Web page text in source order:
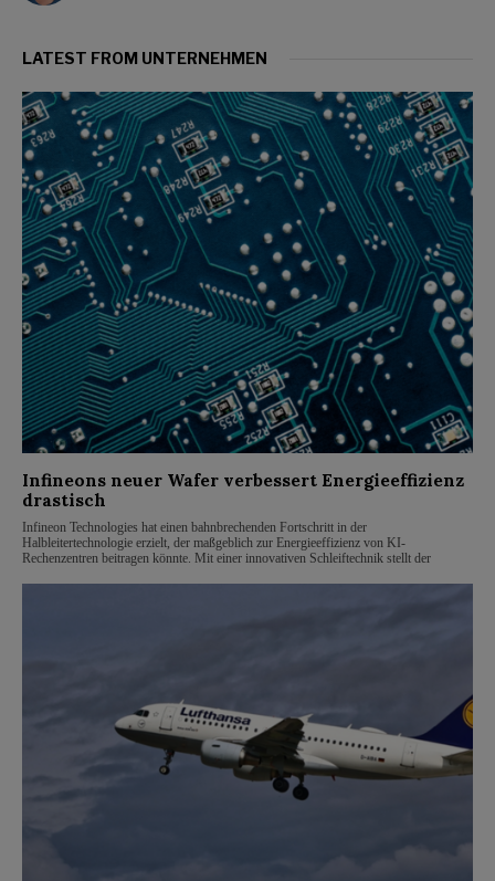
LATEST FROM UNTERNEHMEN
Infineons neuer Wafer verbessert Energieeffizienz
drastisch
Infineon Technologies hat einen bahnbrechenden Fortschritt in der
Halbleitertechnologie erzielt, der maßgeblich zur Energieeffizienz von KI-
Rechenzentren beitragen könnte. Mit einer innovativen Schleiftechnik stellt der